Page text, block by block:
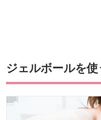
ジェルボールを